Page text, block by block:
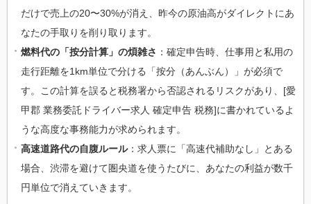
だけで売上の20〜30%が消え、昨今の原油高がダイレクトにあ
なたの手取りを削り取ります。
燃料代の「按分計算」の煩雑さ ：確定申告時、仕事用と私用の
走行距離を1km単位で分ける「按分（あんぶん）」が必須で
す。この計算を誤ると税務署から否認されるリスクがあり、[愛
甲郡 業務委託ドライバー求人 確定申告 税務]に書かれているよ
うな高度な事務能力が求められます。
高速道路代の自腹ルール：求人票に「高速代補助なし」とある
場合、渋滞を避けて圏央道を使うたびに、あなたの利益が数千
円単位で消えていきます。